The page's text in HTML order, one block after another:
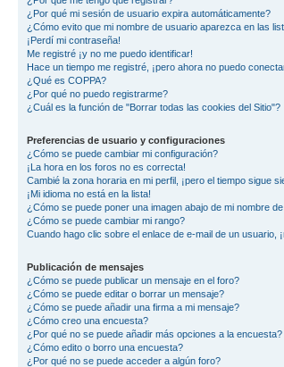
¿Por qué mi sesión de usuario expira automáticamente?
¿Cómo evito que mi nombre de usuario aparezca en las
¡Perdí mi contraseña!
Me registré ¡y no me puedo identificar!
Hace un tiempo me registré, ¡pero ahora no puedo
¿Qué es COPPA?
¿Por qué no puedo registrarme?
¿Cuál es la función de "Borrar todas las cookies del Sitio"?
Preferencias de usuario y configuraciones
¿Cómo se puede cambiar mi configuración?
¡La hora en los foros no es correcta!
Cambié la zona horaria en mi perfil, ¡pero el tiempo sigue
¡Mi idioma no está en la lista!
¿Cómo se puede poner una imagen abajo de mi nombre
¿Cómo se puede cambiar mi rango?
Cuando hago clic sobre el enlace de e-mail de un usuario,
Publicación de mensajes
¿Cómo se puede publicar un mensaje en el foro?
¿Cómo se puede editar o borrar un mensaje?
¿Cómo se puede añadir una firma a mi mensaje?
¿Cómo creo una encuesta?
¿Por qué no se puede añadir más opciones a la encuesta?
¿Cómo edito o borro una encuesta?
¿Por qué no se puede acceder a algún foro?